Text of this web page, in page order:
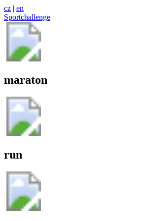
cz | en
Sportchallenge
maraton
run